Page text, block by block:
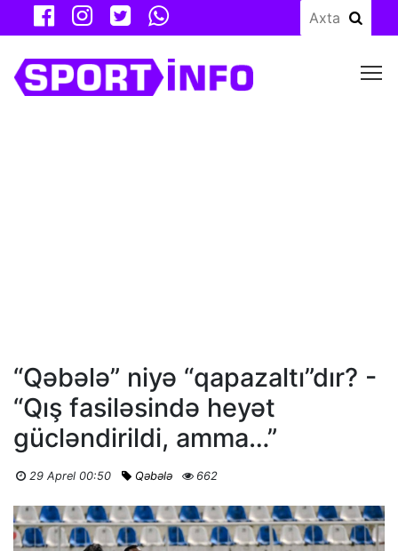
“Qəbələ” niyə “qapazaltı”dır? -
“Qış fasiləsində heyət
gücləndirildi, amma…”
29 Aprel 00:50 Qəbələ 662